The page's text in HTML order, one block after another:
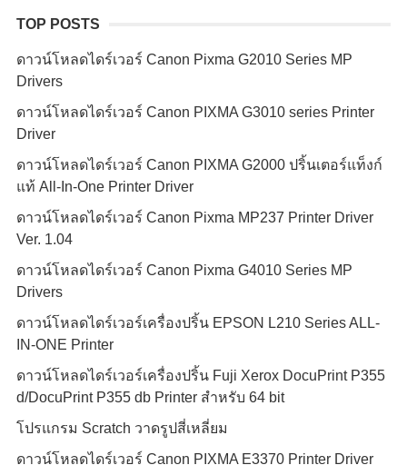
TOP POSTS
ดาวน์โหลดไดร์เวอร์ Canon Pixma G2010 Series MP
Drivers
ดาวน์โหลดไดร์เวอร์ Canon PIXMA G3010 series Printer
Driver
ดาวน์โหลดไดร์เวอร์ Canon PIXMA G2000 ปริ้นเตอร์แท็งก์
แท้ All-In-One Printer Driver
ดาวน์โหลดไดร์เวอร์ Canon Pixma MP237 Printer Driver
Ver. 1.04
ดาวน์โหลดไดร์เวอร์ Canon Pixma G4010 Series MP
Drivers
ดาวน์โหลดไดร์เวอร์เครื่องปริ้น EPSON L210 Series ALL-
IN-ONE Printer
ดาวน์โหลดไดร์เวอร์เครื่องปริ้น Fuji Xerox DocuPrint P355
d/DocuPrint P355 db Printer สำหรับ 64 bit
โปรแกรม Scratch วาดรูปสี่เหลี่ยม
ดาวน์โหลดไดร์เวอร์ Canon PIXMA E3370 Printer Driver